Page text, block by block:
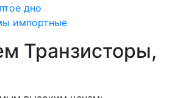
дно
импортные
Транзисторы,